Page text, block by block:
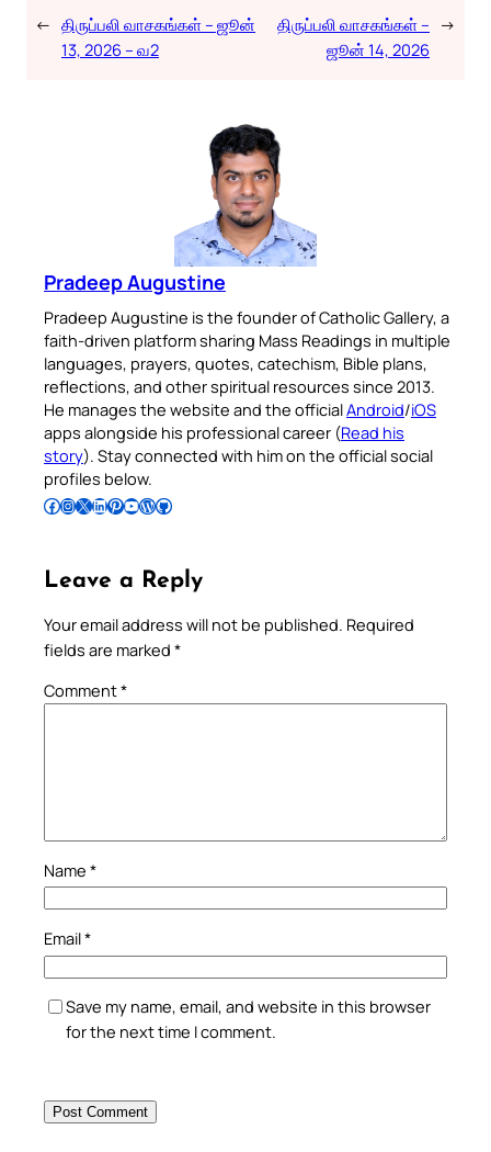
← திருப்பலி வாசகங்கள் – ஜூன்
13, 2026 – வ2
திருப்பலி வாசகங்கள் –
ஜூன் 14, 2026
→
Pradeep Augustine
Pradeep Augustine is the founder of Catholic Gallery, a
faith-driven platform sharing Mass Readings in multiple
languages, prayers, quotes, catechism, Bible plans,
reflections, and other spiritual resources since 2013.
He manages the website and the officialAndroid/iOS
apps alongside his professional career (Read his
story). Stay connected with him on the official social
profiles below.
Follow Pradeep on Facebook Follow Pradeep on InstagramFollow Pradeep on X Follow Pradeep on LinkedIn Follow Pradeep on Pinterest Subscribe to Pradeep’s Youtube Channel Follow Pradeep on WordPress Follow Pradeep on GitHub
Leave a Reply
Your email address will not be published. Required
fields are marked *
Comment*
Name *
Email*
Save my name, email, and website in this browser
for the next time I comment.